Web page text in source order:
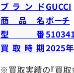
ブランドGUCCI
商品名ポーチ
型番
買取時期2025
※買取実績の『買取